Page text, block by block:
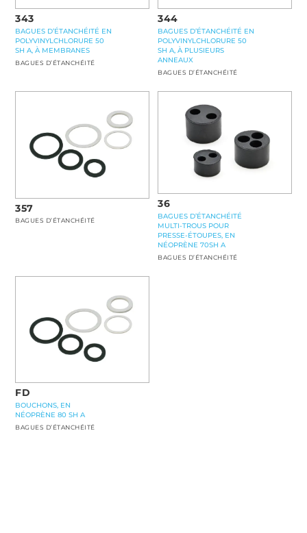
343
BAGUES D’ÉTANCHÉITÉ EN
POLYVINYLCHLORURE 50
SH A, À MEMBRANES
BAGUES D’ÉTANCHÉITÉ
344
BAGUES D’ÉTANCHÉITÉ EN
POLYVINYLCHLORURE 50
SH A, À PLUSIEURS
ANNEAUX
BAGUES D’ÉTANCHÉITÉ
357
BAGUES D’ÉTANCHÉITÉ
36
BAGUES D’ÉTANCHÉITÉ
MULTI-TROUS POUR
PRESSE-ÉTOUPES, EN
NÉOPRÈNE 70SH A
BAGUES D’ÉTANCHÉITÉ
FD
BOUCHONS, EN
NÉOPRÈNE 80 SH A
BAGUES D’ÉTANCHÉITÉ